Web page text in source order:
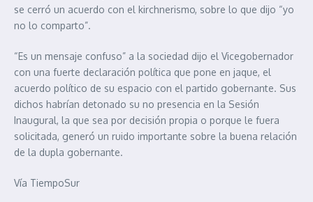
se cerró un acuerdo con el kirchnerismo, sobre lo que dijo “yo
no lo comparto”.
“Es un mensaje confuso” a la sociedad dijo el Vicegobernador
con una fuerte declaración política que pone en jaque, el
acuerdo político de su espacio con el partido gobernante. Sus
dichos habrían detonado su no presencia en la Sesión
Inaugural, la que sea por decisión propia o porque le fuera
solicitada, generó un ruido importante sobre la buena relación
de la dupla gobernante.
Vía TiempoSur